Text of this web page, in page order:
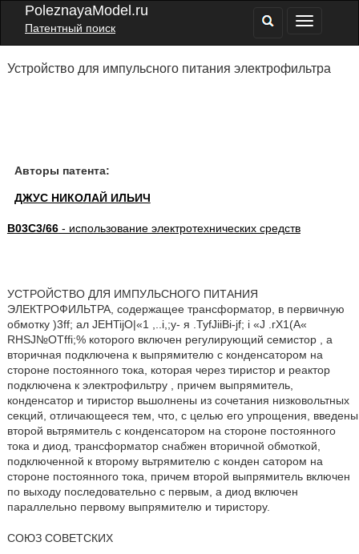
PoleznayaModel.ru
Патентный поиск
Устройство для импульсного питания электрофильтра
Авторы патента:
ДЖУС НИКОЛАЙ ИЛЬИЧ
B03C3/66- использование электротехнических средств
УСТРОЙСТВО ДЛЯ ИМПУЛЬСНОГО ПИТАНИЯ
ЭЛЕКТРОФИЛЬТРА, содержащее трансформатор, в первичную
обмотку )3ff; ал JEHTijO|«1 ,..i,;y- я .TyfJiiBi-jf; i «J .гХ1(А«
RHSJ№OTffi;% которого включен регулирующий семистор , а
вторичная подключена к выпрямителю с конденсатором на
стороне постоянного тока, которая через тиристор и реактор
подключена к электрофильтру , причем выпрямитель,
конденсатор и тиристор вьшолнены из сочетания низковольтных
секций, отличающееся тем, что, с целью его упрощения, введены
второй вьтрямитель с конденсатором на стороне постоянного
тока и диод, трансформатор снабжен вторичной обмоткой,
подключенной к второму вьтрямителю с конден сатором на
стороне постоянного тока, причем второй выпрямитель включен
по выходу последовательно с первым, а диод включен
параллельно первому выпрямителю и тиристору.
СОЮЗ СОВЕТСКИХ